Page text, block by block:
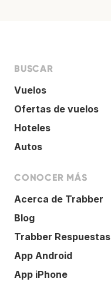
BUSCAR
Vuelos
Ofertas de vuelos
Hoteles
Autos
CONOCER MÁS
Acerca de Trabber
Blog
Trabber Respuestas
App Android
App iPhone